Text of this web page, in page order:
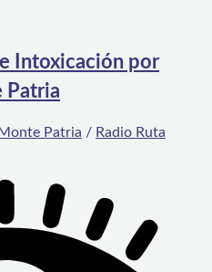
Intoxicación por
Patria
Monte Patria / Radio Ruta